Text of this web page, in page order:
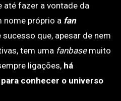
até fazer a vontade da
nome próprio a fan
que, apesar de nem
tem uma fanbasemuito
ligações, há
conhecer o universo